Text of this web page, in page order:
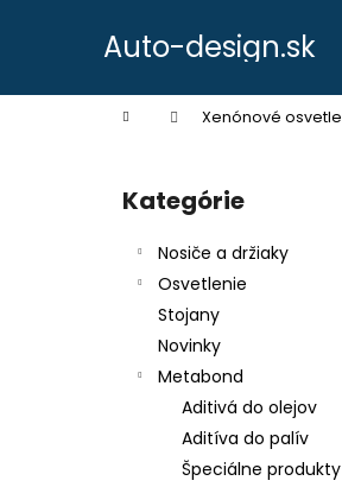
Auto-design.sk
Domov Xenónové
Preskočiť
kategórie
Kategórie
Nosiče a držiaky
Osvetlenie
Stojany
Novinky
Metabond
Aditivá do olejov
Aditíva do palív
Špeciálne produkty
í
Späť
do
Späť
do